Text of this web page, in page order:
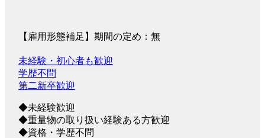
【雇用形態補足】期間の定め：無
未経験・初心者も歓迎
学歴不問
第二新卒歓迎
◆未経験歓迎
◆重量物の取り扱い経験ある方歓迎
◆資格・学歴不問